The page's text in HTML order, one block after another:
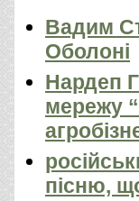
Вадим
Оболоні
Нардеп
мережу
пісню,